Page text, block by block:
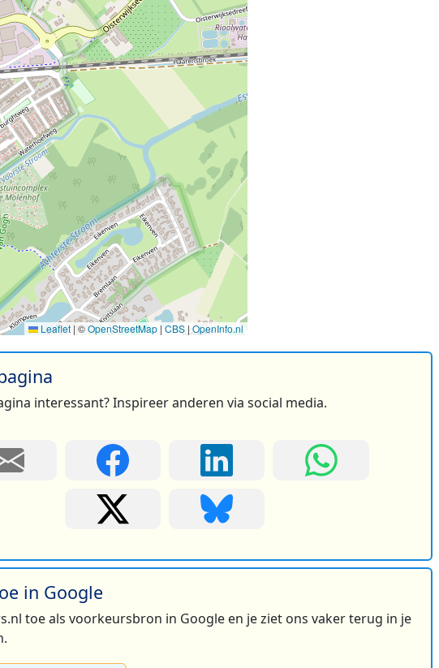
Leaflet | ©OpenStreetMap | CBS | OpenInfo.nl
interessant? Inspireer anderen via social media.
in Google
toe als voorkeursbron in Google en je ziet ons vaker terug in je